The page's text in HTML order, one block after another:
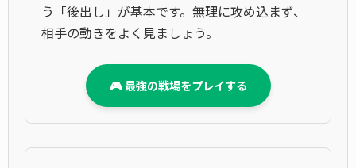
う「後出し」が基本です。無理に攻め込まず、
相手の動きをよく見ましょう。
🎮 最強の戦場をプレイする